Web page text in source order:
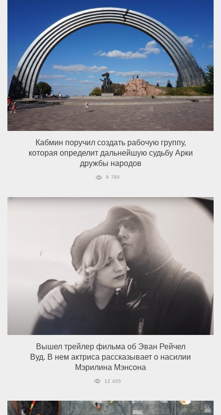
Кабмин поручил создать рабочую группу,
которая определит дальнейшую судьбу Арки
дружбы народов
9 790
Вышел трейлер фильма об Эван Рейчел
Вуд. В нем актриса рассказывает о насилии
Мэрилина Мэнсона
12 005